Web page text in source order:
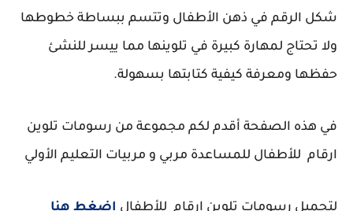
شكل الرقم في ذهن الأطفال وتتسم ببساطة خطوطها
ولا تحتاج لمهارة كبيرة في تلوينها مما ييسر للنشئ
حفظها ومعرفة كيفية كتابتها بسهولة.
في هذه الصفحة أقدم لكم مجموعة من رسومات تلوين
ارقام للأطفال للمساعدة مربي و مربيات التعليم الأولي
لتحميل رسومات تلوين ارقام للأطفال اضغط هنا